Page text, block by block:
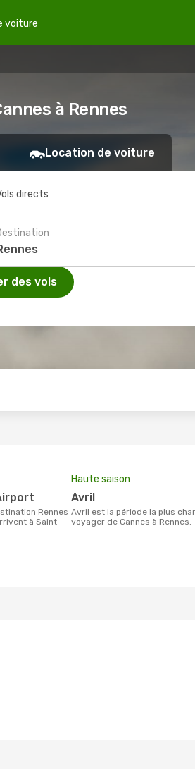
voiture
à Rennes
Location de voiture
directs
des vols
à Saint-
Haute saison
avril
avril est la période la plus chargée pour
voyager de Cannes à Rennes.